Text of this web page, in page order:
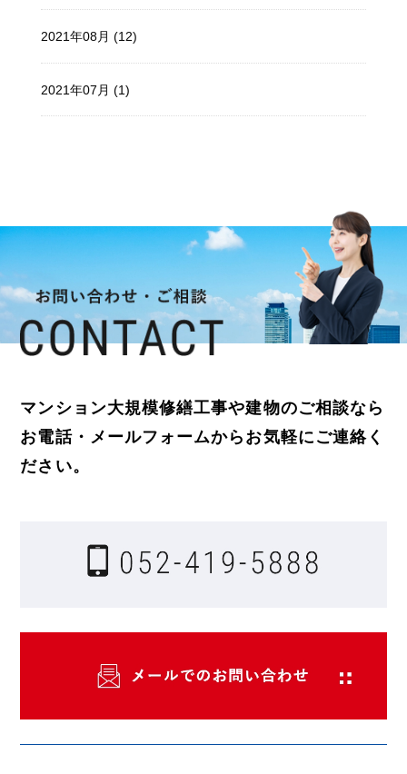
2021年08月 (12)
2021年07月 (1)
マンション大規模修繕工事や建物のご相談なら
お電話・メールフォームからお気軽にご連絡く
ださい。